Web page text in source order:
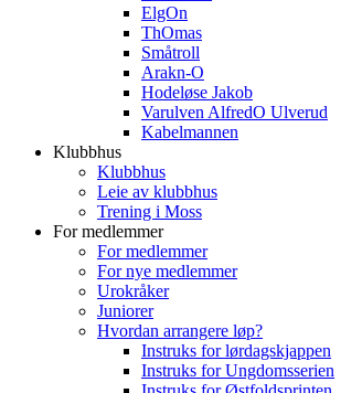
ElgOn
ThOmas
Småtroll
Arakn-O
Hodeløse Jakob
Varulven AlfredO Ulverud
Kabelmannen
Klubbhus
Klubbhus
Leie av klubbhus
Trening i Moss
For medlemmer
For medlemmer
For nye medlemmer
Urokråker
Juniorer
Hvordan arrangere løp?
Instruks for lørdagskjappen
Instruks for Ungdomsserien